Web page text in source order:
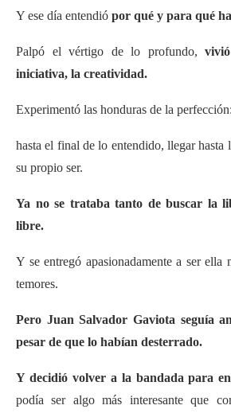
Y ese día entendió por qué y para qué
Palpó el vértigo de lo profundo,
iniciativa, la creatividad.
Experimentó las honduras de la perfección:
hasta el final de lo entendido, llegar hasta
su propio ser.
Ya no se trataba tanto de buscar la
libre.
Y se entregó apasionadamente a ser ella
temores.
Pero Juan Salvador Gaviota seguía
pesar de que lo habían desterrado.
Y decidió volver a la bandada para
podía ser algo más interesante que